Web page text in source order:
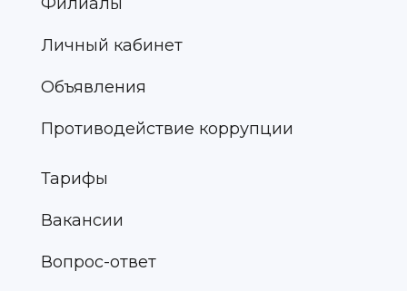
Личный кабинет
Объявления
Противодействие коррупции
Тарифы
Вакансии
Вопрос-ответ